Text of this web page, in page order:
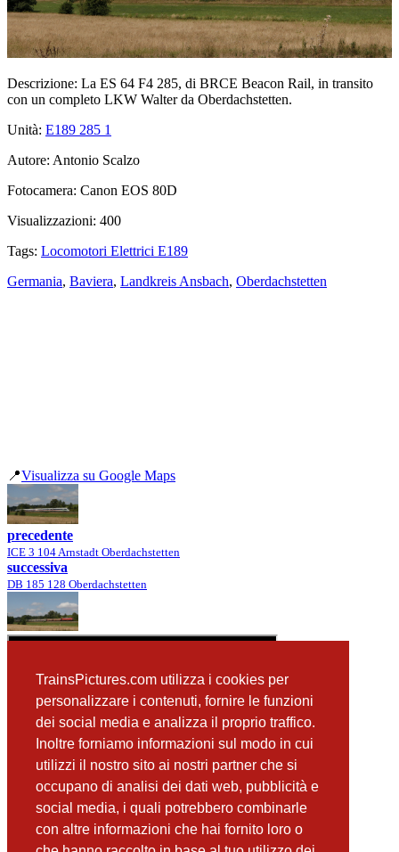
TrainsPictures.com utilizza i cookies per
personalizzare i contenuti, fornire le funzioni
dei social media e analizza il proprio traffico.
Inoltre forniamo informazioni sul modo in cui
utilizzi il nostro sito ai nostri partner che si
occupano di analisi dei dati web, pubblicità e
social media, i quali potrebbero combinarle
con altre informazioni che hai fornito loro o
Descrizione: La ES 64 F4 285, di BRCE Beacon Rail, in transito
con un completo LKW Walter da Oberdachstetten.
Unità: E189 285 1
Autore: Antonio Scalzo
Fotocamera: Canon EOS 80D
Visualizzazioni: 400
Tags: Locomotori Elettrici E189
Germania, Baviera, Landkreis Ansbach, Oberdachstetten
📍Visualizza su Google Maps
precedente
ICE 3 104 Arnstadt Oberdachstetten
successiva
DB 185 128 Oberdachstetten
📸 Fotografie scattate nei dintorniVedi tutte ➔
ICE 3 104 Arnstadt Oberdachstetten